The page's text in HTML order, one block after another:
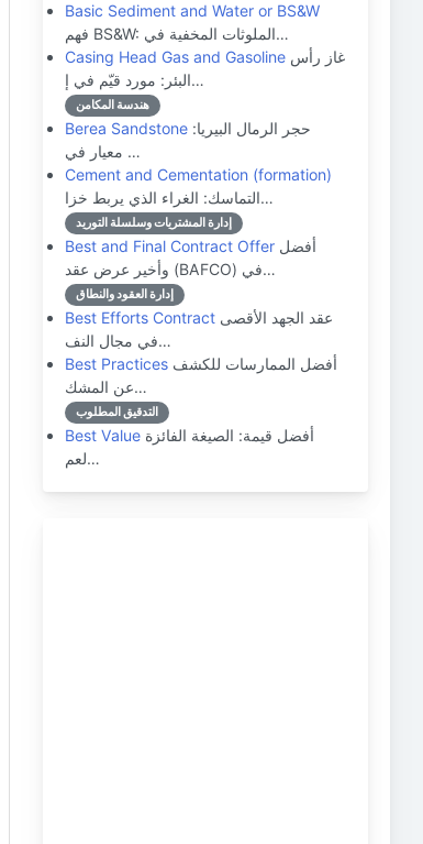
Basic Sediment and Water or BS&W
فهم BS&W: الملوثات المخفية في…
Casing Head Gas and Gasoline
البئر: مورد قيّم في إ…
هندسة المكامن
Berea Sandstone
معيار في …
Cement and Cementation (formation)
التماسك: الغراء الذي يربط خزا…
إدارة المشتريات وسلسلة التوريد
Best and Final Contract Offer
وأخير عرض عقد (BAFCO) في…
إدارة العقود والنطاق
Best Efforts Contract
في مجال النف…
Best Practices
عن المشك…
التدقيق المطلوب
Best Value
لعم…